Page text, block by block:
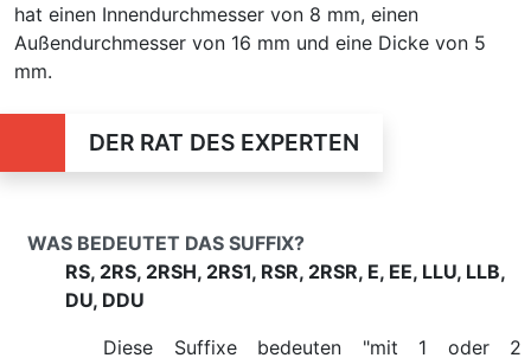
hat einen Innendurchmesser von 8 mm, einen
Außendurchmesser von 16 mm und eine Dicke von 5
mm.
DER RAT DES EXPERTEN
WAS BEDEUTET DAS SUFFIX?
RS, 2RS, 2RSH, 2RS1, RSR, 2RSR, E, EE, LLU, LLB,
DU, DDU
Diese Suffixe bedeuten "mit 1 oder 2